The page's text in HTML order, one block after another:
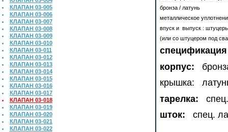
КЛАПАН 03-005
КЛАПАН 03-006
КЛАПАН 03-007
КЛАПАН 03-008
КЛАПАН 03-009
КЛАПАН 03-010
КЛАПАН 03-011
КЛАПАН 03-012
КЛАПАН 03-013
КЛАПАН 03-014
КЛАПАН 03-015
КЛАПАН 03-016
КЛАПАН 03-017
КЛАПАН 03-018
КЛАПАН 03-019
КЛАПАН 03-020
КЛАПАН 03-021
КЛАПАН 03-022
бронза / латунь
металлическое
впуск и выпуск :
(или со штуцером под
корпус:
крышка:
тарелка:
шток: спец.